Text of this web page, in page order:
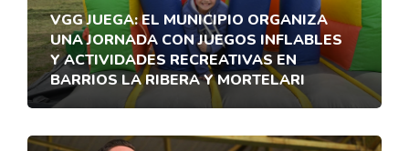
VGG JUEGA: EL MUNICIPIO ORGANIZA
UNA JORNADA CON JUEGOS INFLABLES
Y ACTIVIDADES RECREATIVAS EN
BARRIOS LA RIBERA Y MORTELARI